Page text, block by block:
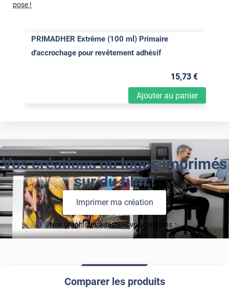
pose !
PRIMADHER Extrême (100 ml) Primaire
d'accrochage pour revêtement adhésif
Ajouter au panier
15,73 €
Vos créations ou logos imprimés
sur du film !
Imprimer ma création
Nos graphistes adaptent vos créations ✨
Comparer les produits